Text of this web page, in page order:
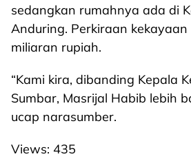
sedangkan rumahnya ada di
Anduring. Perkiraan
miliaran rupiah.
“Kami kira, dibanding Kepala
Sumbar, Masrijal Habib lebih
ucap narasumber.
Views: 435